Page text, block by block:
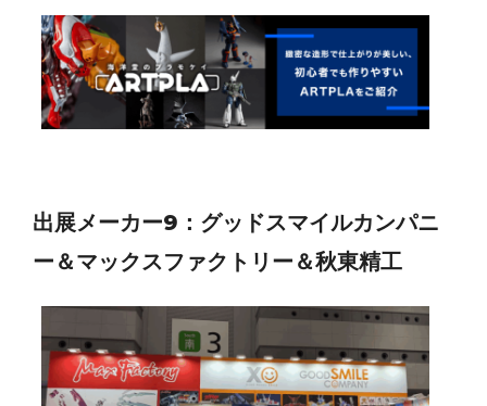
出展メーカー9：グッドスマイルカンパニ
ー＆マックスファクトリー＆秋東精工